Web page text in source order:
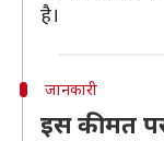
है।
जानकारी
इस कीमत